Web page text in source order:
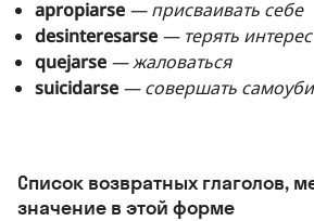
apropiarse — присваивать себе
desinteresarse — терять интерес
quejarse — жаловаться
suicidarse — совершать
Список возвратных глаголов,
значение в этой форме